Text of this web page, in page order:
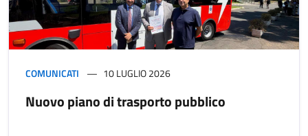
COMUNICATI 10 LUGLIO 2026
Nuovo piano di trasporto pubblico